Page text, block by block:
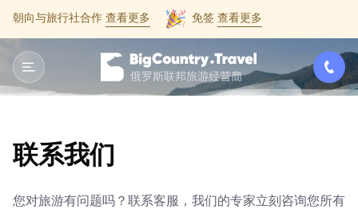
朝向与旅行社合作 查看更多 免签 查看更多
联系我们
您对旅游有问题吗？联系客服，我们的专家立刻咨询您所有